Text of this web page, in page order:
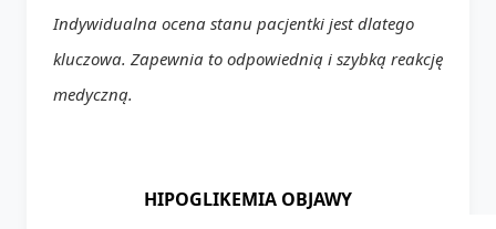
Indywidualna ocena stanu pacjentki jest dlatego
kluczowa. Zapewnia to odpowiednią i szybką reakcję
medyczną.
HIPOGLIKEMIA OBJAWY